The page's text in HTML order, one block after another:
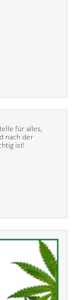
für alles,
nach der
ist!